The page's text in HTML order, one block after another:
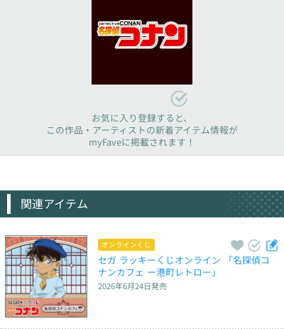
お気に入り登録すると、
この作品・アーティストの新着アイテム情報が
myFaveに掲載されます！
関連アイテム
オンラインくじ
セガ ラッキーくじオンライン 「名探偵コ
ナンカフェ ー港町レトロー」
2026年6月24日発売